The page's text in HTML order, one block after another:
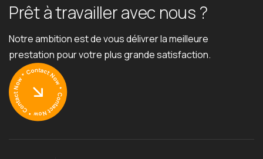
Prêtàtravailleravec nous ?
Notre ambition est de vous délivrer la meilleure
prestation pour votre plus grande satisfaction.